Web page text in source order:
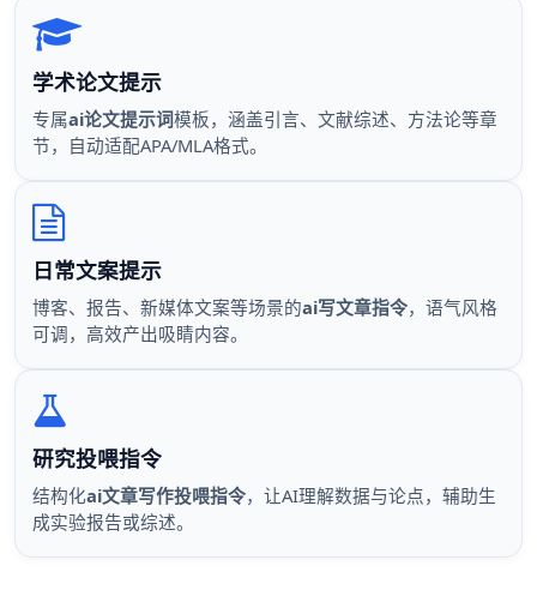
学术论文提示
专属ai论文提示词模板，涵盖引言、文献综述、方法论等章
节，自动适配APA/MLA格式。
日常文案提示
博客、报告、新媒体文案等场景的ai写文章指令，语气风格
可调，高效产出吸睛内容。
研究投喂指令
结构化ai文章写作投喂指令，让AI理解数据与论点，辅助生
成实验报告或综述。